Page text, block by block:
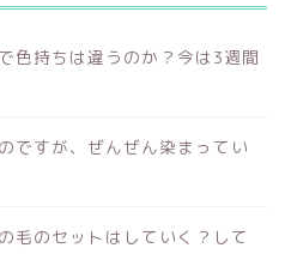
色持ちは違うのか？今は3週間
ですが、ぜんぜん染まってい
毛のセットはしていく？して